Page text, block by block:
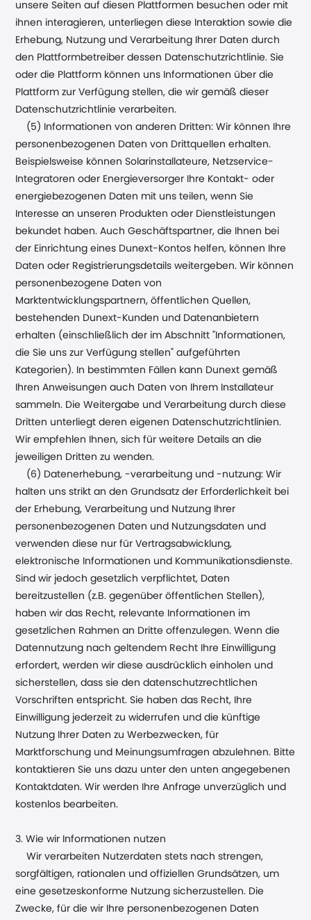
unsere Seiten auf diesen Plattformen besuchen oder mit
ihnen interagieren, unterliegen diese Interaktion sowie die
Erhebung, Nutzung und Verarbeitung Ihrer Daten durch
den Plattformbetreiber dessen Datenschutzrichtlinie. Sie
oder die Plattform können uns Informationen über die
Plattform zur Verfügung stellen, die wir gemäß dieser
Datenschutzrichtlinie verarbeiten.
(5) Informationen von anderen Dritten: Wir können Ihre
personenbezogenen Daten von Drittquellen erhalten.
Beispielsweise können Solarinstallateure, Netzservice-
Integratoren oder Energieversorger Ihre Kontakt- oder
energiebezogenen Daten mit uns teilen, wenn Sie
Interesse an unseren Produkten oder Dienstleistungen
bekundet haben. Auch Geschäftspartner, die Ihnen bei
der Einrichtung eines Dunext-Kontos helfen, können Ihre
Daten oder Registrierungsdetails weitergeben. Wir können
personenbezogene Daten von
Marktentwicklungspartnern, öffentlichen Quellen,
bestehenden Dunext-Kunden und Datenanbietern
erhalten (einschließlich der im Abschnitt "Informationen,
die Sie uns zur Verfügung stellen" aufgeführten
Kategorien). In bestimmten Fällen kann Dunext gemäß
Ihren Anweisungen auch Daten von Ihrem Installateur
sammeln. Die Weitergabe und Verarbeitung durch diese
Dritten unterliegt deren eigenen Datenschutzrichtlinien.
Wir empfehlen Ihnen, sich für weitere Details an die
jeweiligen Dritten zu wenden.
(6) Datenerhebung, -verarbeitung und -nutzung: Wir
halten uns strikt an den Grundsatz der Erforderlichkeit bei
der Erhebung, Verarbeitung und Nutzung Ihrer
personenbezogenen Daten und Nutzungsdaten und
verwenden diese nur für Vertragsabwicklung,
elektronische Informationen und Kommunikationsdienste.
Sind wir jedoch gesetzlich verpflichtet, Daten
bereitzustellen (z.B. gegenüber öffentlichen Stellen),
haben wir das Recht, relevante Informationen im
gesetzlichen Rahmen an Dritte offenzulegen. Wenn die
Datennutzung nach geltendem Recht Ihre Einwilligung
erfordert, werden wir diese ausdrücklich einholen und
sicherstellen, dass sie den datenschutzrechtlichen
Vorschriften entspricht. Sie haben das Recht, Ihre
Einwilligung jederzeit zu widerrufen und die künftige
Nutzung Ihrer Daten zu Werbezwecken, für
Marktforschung und Meinungsumfragen abzulehnen. Bitte
kontaktieren Sie uns dazu unter den unten angegebenen
Kontaktdaten. Wir werden Ihre Anfrage unverzüglich und
kostenlos bearbeiten.
3. Wie wir Informationen nutzen
Wir verarbeiten Nutzerdaten stets nach strengen,
sorgfältigen, rationalen und offiziellen Grundsätzen, um
eine gesetzeskonforme Nutzung sicherzustellen. Die
Zwecke, für die wir Ihre personenbezogenen Daten